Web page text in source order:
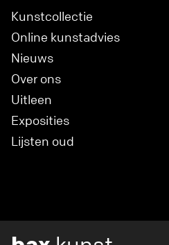
Kunstcollectie
Online kunstadvies
Nieuws
Over ons
Uitleen
Exposities
Lijsten oud